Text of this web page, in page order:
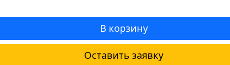
В корзину
Оставить заявку